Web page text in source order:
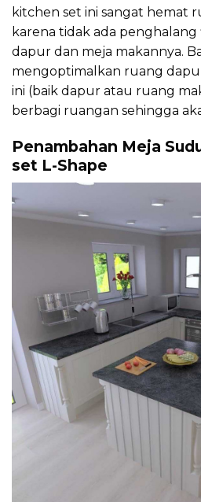
kitchen set ini sangat hemat
karena tidak ada penghalang
dapur dan meja makannya.
mengoptimalkan ruang
ini (baik dapur atau ruang
berbagi ruangan sehingga
Penambahan Meja
set L-Shape